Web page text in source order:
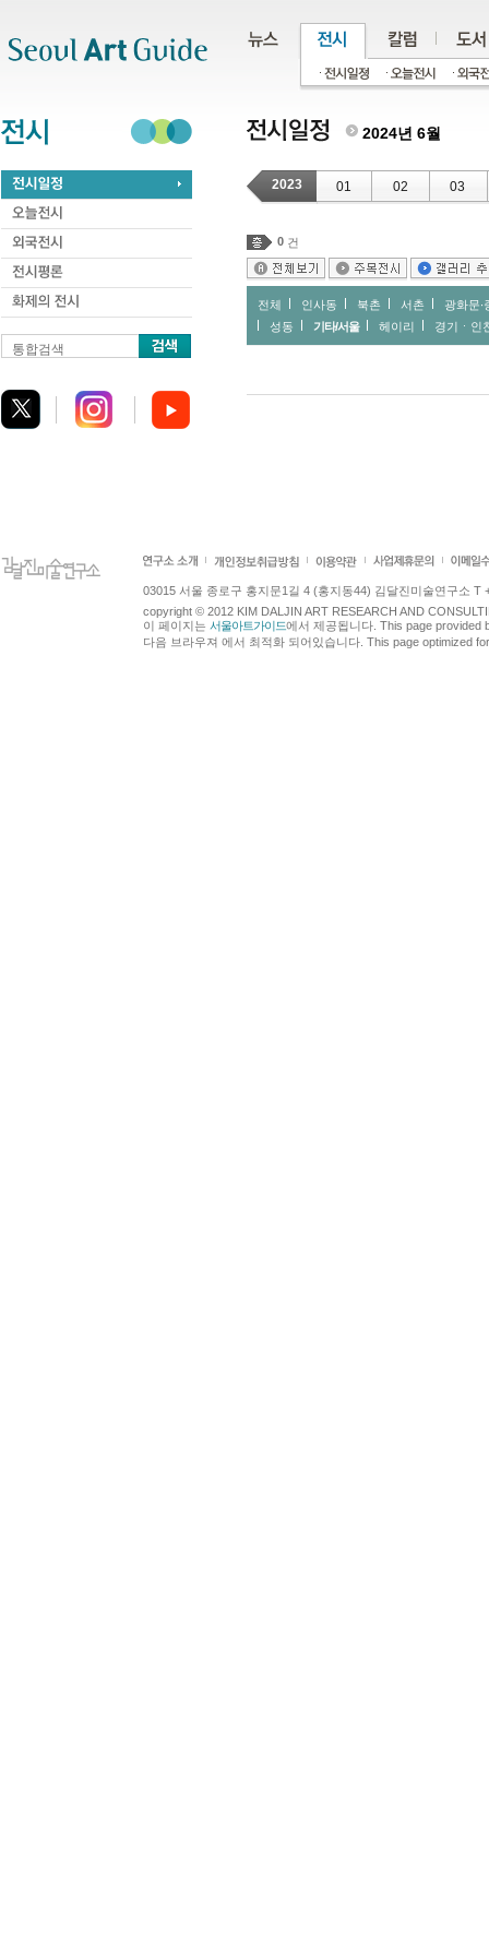
통합검색
2024년 6월
2023 01 02 03
0 건
전체 인사동 북촌 서촌
광화문∙
성동
기타/서울 헤이리 경기ㆍ인
03015 서울 종로구 홍지문1길 4 (홍지동44) 김달진미술연구소 T
copyright © 2012 KIM DALJIN ART RESEARCH AND
이 페이지는 서울아트가이드에서 제공됩니다. This page provided
다음 브라우져 에서 최적화 되어있습니다. This page optimized